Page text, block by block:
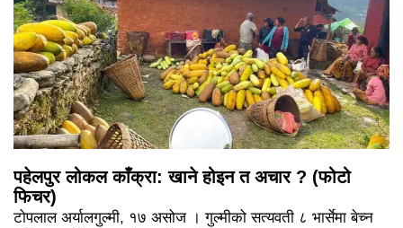
पहेलपुर लोकल काँक्रा: खाने होइन त अचार ? (फोटो
फिचर)
टोपलाल अर्यालगुल्मी, १७ असोज । गुल्मीको सत्यवती ८ भार्सेमा बेच्न